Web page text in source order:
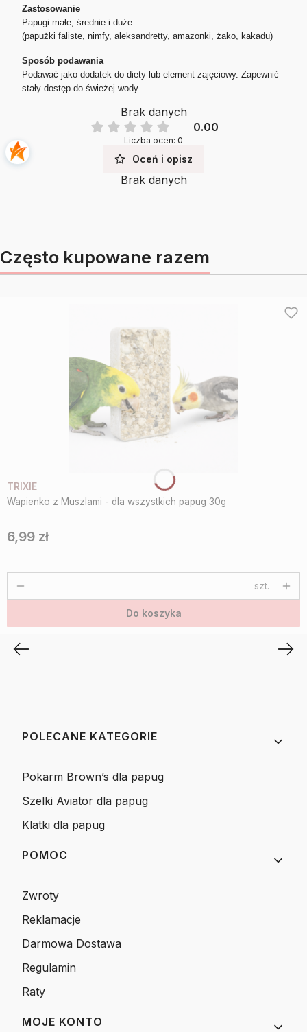
Zastosowanie
Papugi małe, średnie i duże
(papużki faliste, nimfy, aleksandretty, amazonki, żako, kakadu)
Sposób podawania
Podawać jako dodatek do diety lub element zajęciowy. Zapewnić
stały dostęp do świeżej wody.
Brak danych
0.00
Liczba ocen: 0
Oceń i opisz
Brak danych
Często kupowane razem
TRIXIE
Wapienko z Muszlami - dla wszystkich papug 30g
Cena
6,99 zł
szt.
Do koszyka
Linki w stopce
POLECANE KATEGORIE
Pokarm Brown’s dla papug
Szelki Aviator dla papug
Klatki dla papug
POMOC
Zwroty
Reklamacje
Darmowa Dostawa
Regulamin
Raty
MOJE KONTO